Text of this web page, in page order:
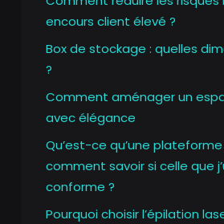
encours client élevé ?
Box de stockage : quelles
?
Comment aménager un
avec élégance
Qu’est-ce qu’une
comment savoir si celle que
conforme ?
Pourquoi choisir l’épilation